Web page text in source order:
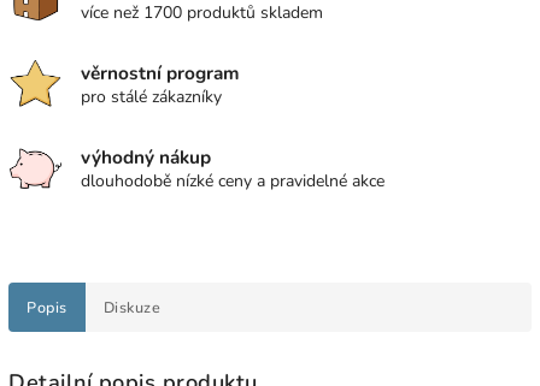
více než 1700 produktů skladem
věrnostní program
pro stálé zákazníky
výhodný nákup
dlouhodobě nízké ceny a pravidelné akce
Popis Diskuze